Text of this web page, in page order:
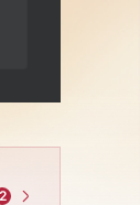
2